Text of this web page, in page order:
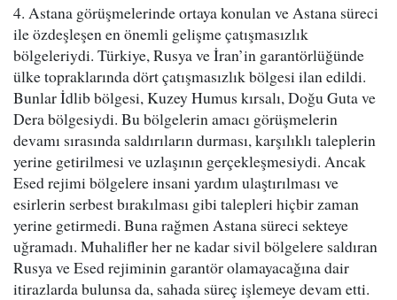
4. Astana görüşmelerinde ortaya konulan ve Astana süreci
ile özdeşleşen en önemli gelişme çatışmasızlık
bölgeleriydi. Türkiye, Rusya ve İran’in garantörlüğünde
ülke topraklarında dört çatışmasızlık bölgesi ilan edildi.
Bunlar İdlib bölgesi, Kuzey Humus kırsalı, Doğu Guta ve
Dera bölgesiydi. Bu bölgelerin amacı görüşmelerin
devamı sırasında saldırıların durması, karşılıklı taleplerin
yerine getirilmesi ve uzlaşının gerçekleşmesiydi. Ancak
Esed rejimi bölgelere insani yardım ulaştırılması ve
esirlerin serbest bırakılması gibi talepleri hiçbir zaman
yerine getirmedi. Buna rağmen Astana süreci sekteye
uğramadı. Muhalifler her ne kadar sivil bölgelere saldıran
Rusya ve Esed rejiminin garantör olamayacağına dair
itirazlarda bulunsa da, sahada süreç işlemeye devam etti.